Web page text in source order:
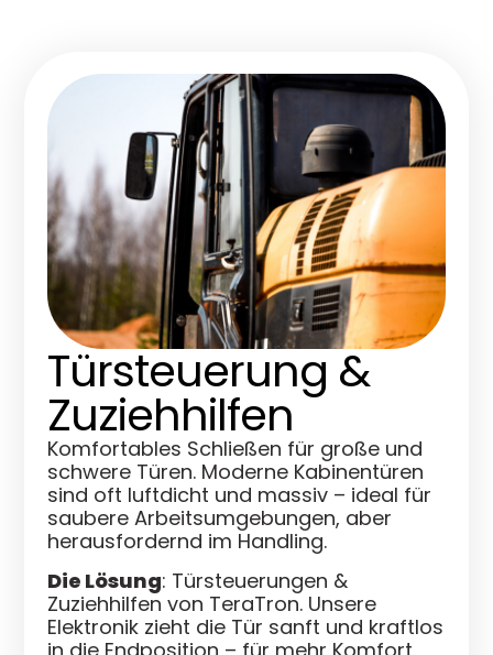
Türsteuerung &
Zuziehhilfen
Komfortables Schließen für große und
schwere Türen. Moderne Kabinentüren
sind oft luftdicht und massiv – ideal für
saubere Arbeitsumgebungen, aber
herausfordernd im Handling.
Die Lösung: Türsteuerungen &
Zuziehhilfen von TeraTron. Unsere
Elektronik zieht die Tür sanft und kraftlos